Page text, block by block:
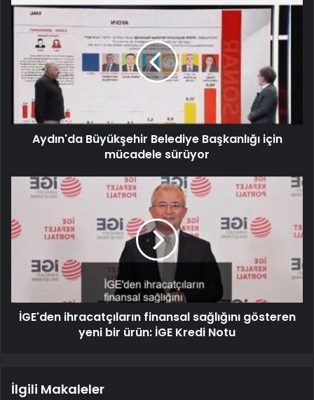
Aydın'da Büyükşehir Belediye Başkanlığı için
mücadele sürüyor
İGE'den ihracatçıların finansal sağlığını gösteren
yeni bir ürün: İGE Kredi Notu
İlgili Makaleler